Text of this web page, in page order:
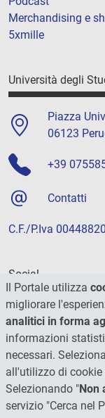
Merchandising e
5xmille
Università degli
Piazza
06123
+39
Contatti
C.F./P.Iva
Social
Il Portale utilizza
migliorare
analitici in forma
informazioni
necessari.
all'utilizzo di
Selezionando "Non
servizio "Cerca nel